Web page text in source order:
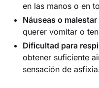
en las manos o en
Náuseas o
querer vomitar o
Dificultad para
obtener suficiente
sensación de